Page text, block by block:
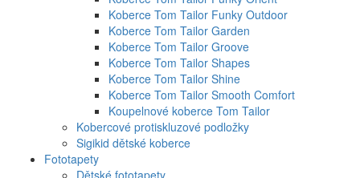
Koberce Tom Tailor Funky Outdoor
Koberce Tom Tailor Garden
Koberce Tom Tailor Groove
Koberce Tom Tailor Shapes
Koberce Tom Tailor Shine
Koberce Tom Tailor Smooth Comfort
Koupelnové koberce Tom Tailor
Kobercové protiskluzové podložky
Sigikid dětské koberce
Fototapety